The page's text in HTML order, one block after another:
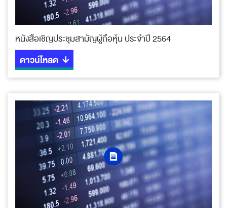
หนังสือเชิญประชุมสามัญผู้ถือหุ้น ประจำปี 2564
ดาวน์โหลด